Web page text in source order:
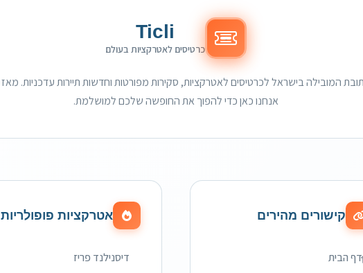
Ticli
כרטיסים לאטרקציות בעולם
אנחנו כאן כדי להפוך את החופשה שלכם למושלמת.
קישורים מהירים
דף הבית
אטרקציות פופולריות
דיסנילנד פריז